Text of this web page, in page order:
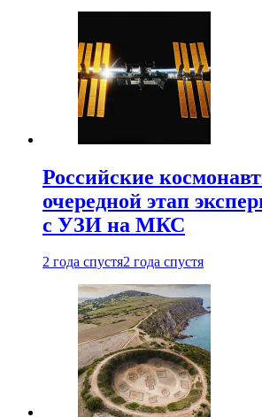
Российские
очередной этап
с УЗИ на МКС
2 года спустя2 года спустя